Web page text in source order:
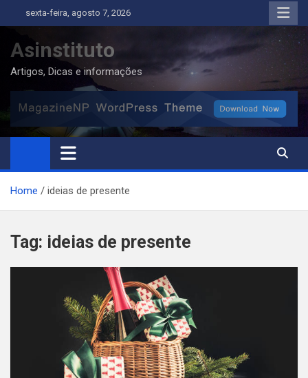
to
content
sexta-feira, agosto 7, 2026
Asinstituto
Artigos, Dicas e informações
Home ideias de presente
Tag: ideias de presente